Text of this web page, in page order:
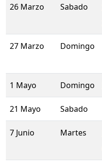
26 Marzo Sabado
27 Marzo Domingo
1 Mayo Domingo
21 Mayo Sabado
7 Junio Martes